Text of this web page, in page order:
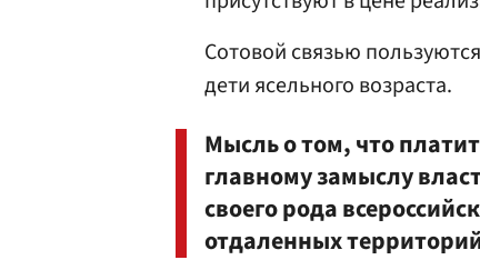
Сотовой связью
дети ясельного возраста.
Мысль о том, что
главному замыслу
своего рода
отдаленных